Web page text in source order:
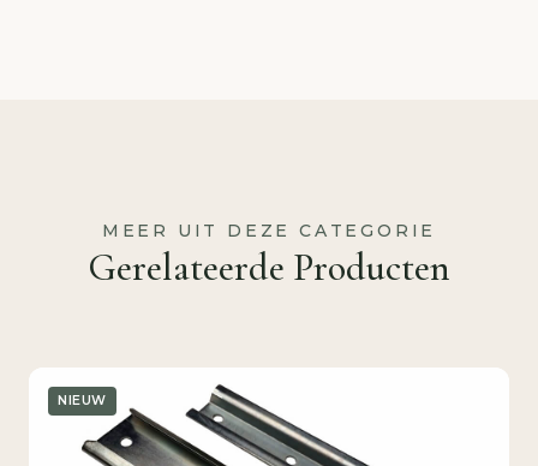
MEER UIT DEZE CATEGORIE
Gerelateerde Producten
NIEUW